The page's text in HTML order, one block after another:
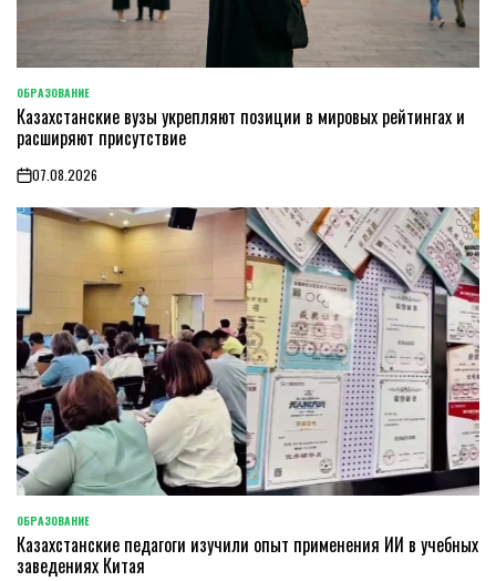
POSTED
IN
ОБРАЗОВАНИЕ
Казахстанские вузы укрепляют позиции в мировых рейтингах и
расширяют присутствие
on07.08.2026
POSTED
IN
ОБРАЗОВАНИЕ
Казахстанские педагоги изучили опыт применения ИИ в учебных
заведениях Китая